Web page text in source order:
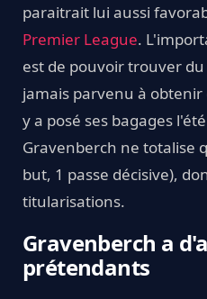
paraitrait lui aussi
Premier League.
est de pouvoir trouver
jamais parvenu à
y a posé ses bagages
Gravenberch ne totalise
but, 1 passe décisive),
titularisations.
Gravenberch a
prétendants